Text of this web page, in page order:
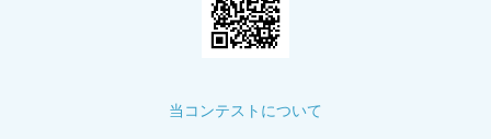
当コンテストについて